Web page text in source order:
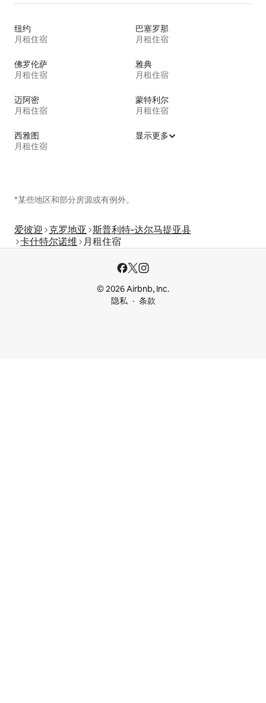
纽约
月租住宿
巴塞罗那
月租住宿
佛罗伦萨
月租住宿
雅典
月租住宿
迈阿密
月租住宿
蒙特利尔
月租住宿
西雅图
月租住宿
显示更多
*某些地区和部分房源或有例外。
爱彼迎 克罗地亚 斯普利特-达尔马提亚县
卡什特尔诺维 月租住宿
© 2026 Airbnb, Inc.
隐私
条款